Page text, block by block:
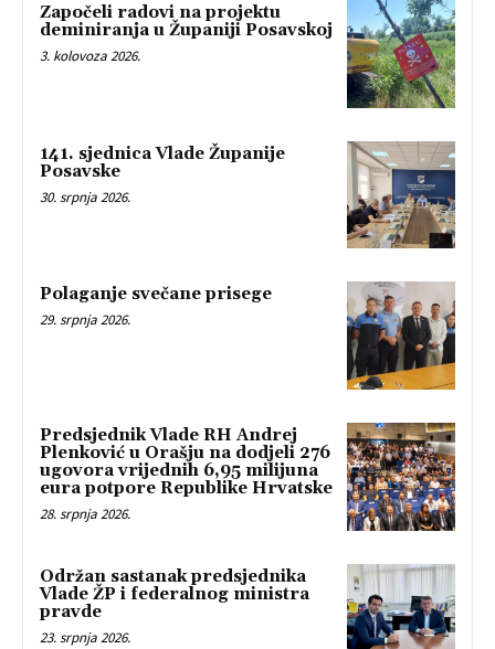
Započeli radovi na projektu
deminiranja u Županiji Posavskoj
3. kolovoza 2026.
141. sjednica Vlade Županije
Posavske
30. srpnja 2026.
Polaganje svečane prisege
29. srpnja 2026.
Predsjednik Vlade RH Andrej
Plenković u Orašju na dodjeli 276
ugovora vrijednih 6,95 milijuna
eura potpore Republike Hrvatske
28. srpnja 2026.
Održan sastanak predsjednika
Vlade ŽP i federalnog ministra
pravde
23. srpnja 2026.